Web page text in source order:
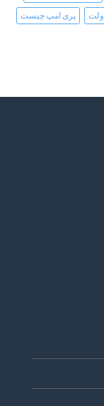
ولت پری امپ چیست